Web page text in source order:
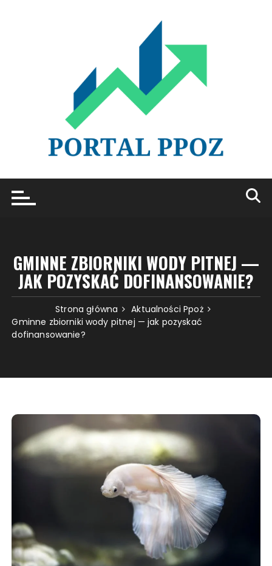
GMINNE ZBIORNIKI WODY PITNEJ —
JAK POZYSKAĆ DOFINANSOWANIE?
Strona główna
Aktualności Ppoż
Gminne zbiorniki wody pitnej — jak pozyskać
dofinansowanie?